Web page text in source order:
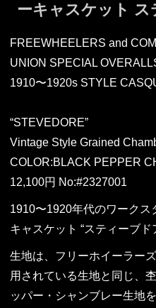
ーキャスケット ス
FREEWHEELERS and
UNION SPECIAL
1910〜1920s STYLE
“STEVEDORE”
Vintage Style Grained
COLOR:BLACK PEPPER
12,100円 No:#2327001
1910〜1920年代のワークス
キャスケット “スティーブド
生地は、フリーホイーラー
用されている生地と同じ、
ッパー・シャンブレー生地